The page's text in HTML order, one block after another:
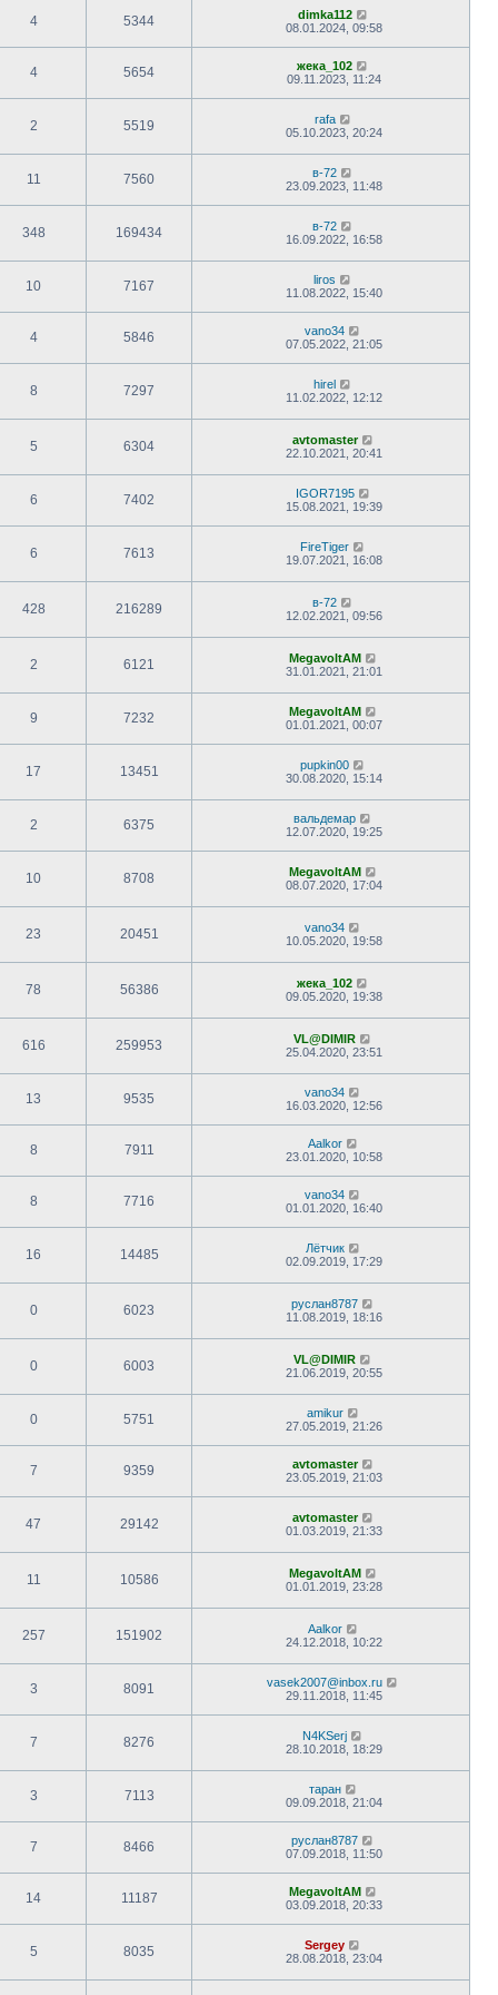
4 5344
dimka112
08.01.2024, 09:58
4 5654
жека_102
09.11.2023, 11:24
2 5519
rafa
05.10.2023, 20:24
11 7560
в-72
23.09.2023, 11:48
348 169434
в-72
16.09.2022, 16:58
10 7167
liros
11.08.2022, 15:40
4 5846
vano34
07.05.2022, 21:05
8 7297
hirel
11.02.2022, 12:12
5 6304
avtomaster
22.10.2021, 20:41
6 7402
IGOR7195
15.08.2021, 19:39
6 7613
FireTiger
19.07.2021, 16:08
428 216289
в-72
12.02.2021, 09:56
2 6121
MegavoltAM
31.01.2021, 21:01
9 7232
MegavoltAM
01.01.2021, 00:07
17 13451
pupkin00
30.08.2020, 15:14
2 6375
вальдемар
12.07.2020, 19:25
10 8708
MegavoltAM
08.07.2020, 17:04
23 20451
vano34
10.05.2020, 19:58
78 56386
жека_102
09.05.2020, 19:38
616 259953
VL@DIMIR
25.04.2020, 23:51
13 9535
vano34
16.03.2020, 12:56
8 7911
Aalkor
23.01.2020, 10:58
8 7716
vano34
01.01.2020, 16:40
16 14485
Лётчик
02.09.2019, 17:29
0 6023
руслан8787
11.08.2019, 18:16
0 6003
VL@DIMIR
21.06.2019, 20:55
0 5751
amikur
27.05.2019, 21:26
7 9359
avtomaster
23.05.2019, 21:03
47 29142
avtomaster
01.03.2019, 21:33
11 10586
MegavoltAM
01.01.2019, 23:28
257 151902
Aalkor
24.12.2018, 10:22
3 8091
vasek2007@inbox.ru
29.11.2018, 11:45
7 8276
N4KSerj
28.10.2018, 18:29
3 7113
таран
09.09.2018, 21:04
7 8466
руслан8787
07.09.2018, 11:50
14 11187
MegavoltAM
03.09.2018, 20:33
5 8035
Sergey
28.08.2018, 23:04